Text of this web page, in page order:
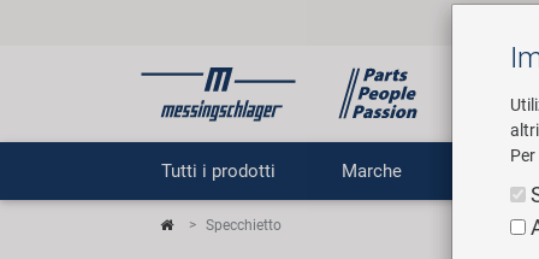
Tutti i prodotti Marche
Specchietto